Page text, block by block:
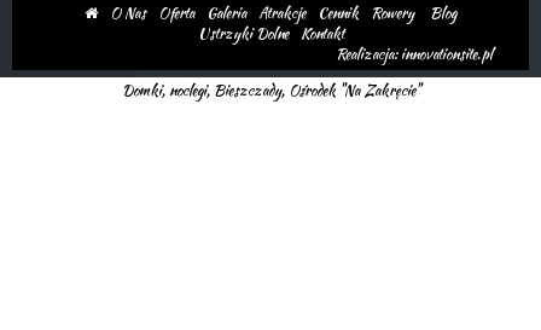
O Nas Oferta Galeria Atrakcje Cennik Rowery
Blog
Ustrzyki Dolne
Kontakt
Realizacja: innovationsite.pl
Domki, noclegi, Bieszczady, Ośrodek "Na Zakręcie"